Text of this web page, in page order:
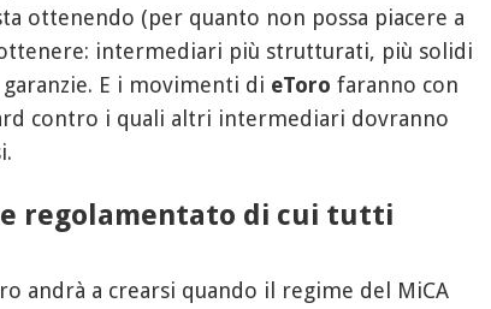
ottenendo (per quanto non possa piacere a
intermediari più strutturati, più solidi
E i movimenti di eToro faranno con
contro i quali altri intermediari dovranno
regolamentato di cui tutti
andrà a crearsi quando il regime del MiCA